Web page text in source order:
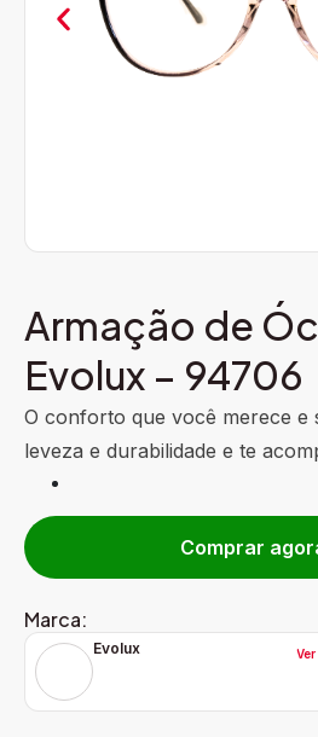
Armação de
Evolux – 94706
O conforto que você merece e
leveza e durabilidade e te
Comprar
Marca:
Evolux